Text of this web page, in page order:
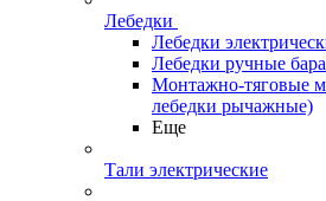
Лебедки
Лебедки
Лебедки ручные
Монтажно-тяговые
лебедки рычажные)
Еще
Тали электрические